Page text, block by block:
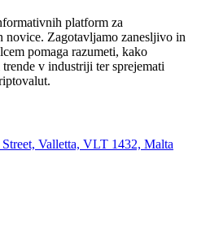
platform za
novice. Zagotavljamo zanesljivo in
pomaga razumeti, kako
v industriji ter sprejemati
Valletta, VLT 1432, Malta